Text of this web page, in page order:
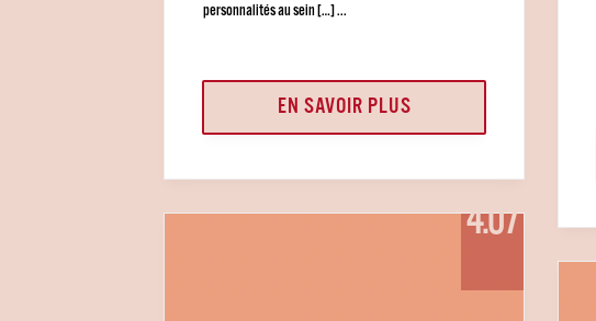
personnalités au sein […] ...
EN SAVOIR PLUS
4.07